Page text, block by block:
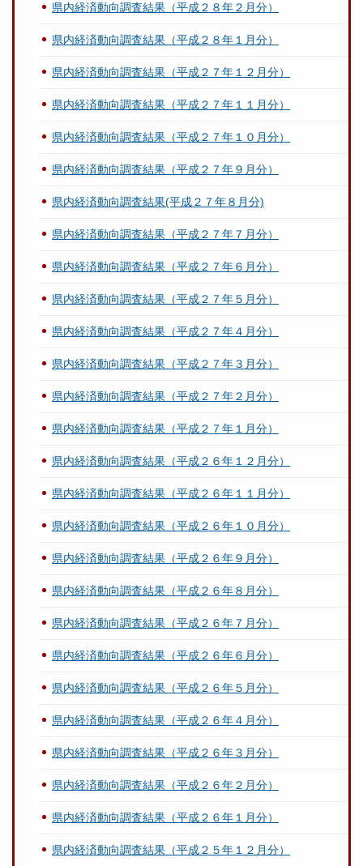
県内経済動向調査結果（平成２８年２月分）
県内経済動向調査結果（平成２８年１月分）
県内経済動向調査結果（平成２７年１２月分）
県内経済動向調査結果（平成２７年１１月分）
県内経済動向調査結果（平成２７年１０月分）
県内経済動向調査結果（平成２７年９月分）
県内経済動向調査結果(平成２７年８月分)
県内経済動向調査結果（平成２７年７月分）
県内経済動向調査結果（平成２７年６月分）
県内経済動向調査結果（平成２７年５月分）
県内経済動向調査結果（平成２７年４月分）
県内経済動向調査結果（平成２７年３月分）
県内経済動向調査結果（平成２７年２月分）
県内経済動向調査結果（平成２７年１月分）
県内経済動向調査結果（平成２６年１２月分）
県内経済動向調査結果（平成２６年１１月分）
県内経済動向調査結果（平成２６年１０月分）
県内経済動向調査結果（平成２６年９月分）
県内経済動向調査結果（平成２６年８月分）
県内経済動向調査結果（平成２６年７月分）
県内経済動向調査結果（平成２６年６月分）
県内経済動向調査結果（平成２６年５月分）
県内経済動向調査結果（平成２６年４月分）
県内経済動向調査結果（平成２６年３月分）
県内経済動向調査結果（平成２６年２月分）
県内経済動向調査結果（平成２６年１月分）
県内経済動向調査結果（平成２５年１２月分）